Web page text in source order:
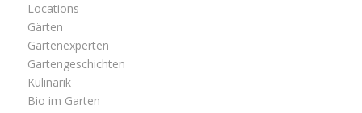
Locations
Gärten
Gärtenexperten
Gartengeschichten
Kulinarik
Bio im Garten